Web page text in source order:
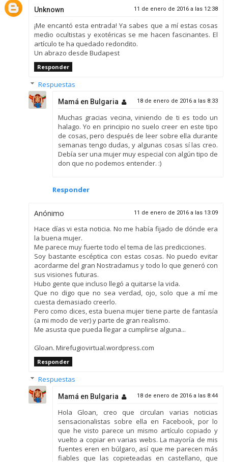
Unknown 11 de enero de 2016 a las 12:38
¡Me encantó esta entrada! Ya sabes que a mí estas cosas
medio ocultistas y exotéricas se me hacen fascinantes. El
artículo te ha quedado redondito.
Un abrazo desde Budapest
Responder
Respuestas
Mamá en Bulgaria 18 de enero de 2016 a las 8:33
Muchas gracias vecina, viniendo de ti es todo un
halago. Yo en principio no suelo creer en este tipo
de cosas, pero después de leer sobre ella durante
semanas tengo dudas, y algunas cosas sí las creo.
Debía ser una mujer muy especial con algún tipo de
don que no podemos entender. :)
Responder
Anónimo 11 de enero de 2016 a las 13:09
Hace días vi esta noticia. No me había fijado de dónde era
la buena mujer.
Me parece muy fuerte todo el tema de las predicciones.
Soy bastante escéptica con estas cosas. No puedo evitar
acordarme del gran Nostradamus y todo lo que generó con
sus visiones futuras.
Hubo gente que incluso llegó a quitarse la vida.
Que no digo que no sea verdad, ojo, solo que a mí me
cuesta demasiado creerlo.
Pero como dices, esta buena mujer tiene parte de fantasía
(a mi modo de ver) y parte de gran realismo.
Me asusta que pueda llegar a cumplirse alguna...
Gloan. Mirefugiovirtual.wordpress.com
Responder
Respuestas
Mamá en Bulgaria 18 de enero de 2016 a las 8:44
Hola Gloan, creo que circulan varias noticias
sensacionalistas sobre ella en Facebook, por lo
que he visto parece un mismo artículo copiado y
vuelto a copiar en varias webs. La mayoría de mis
fuentes eren en búlgaro, así que me parecen más
fiables que las copieteadas en castellano, que